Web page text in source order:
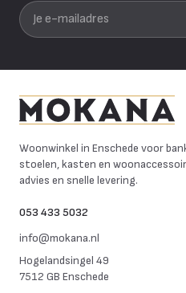
Je e-mailadres
Woonwinkel in Enschede voor
stoelen, kasten en
advies en snelle levering.
053 433 5032
info@mokana.nl
Hogelandsingel 49
7512 GB Enschede